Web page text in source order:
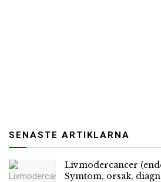
SENASTE ARTIKLARNA
Livmodercancer
Symtom, orsak,